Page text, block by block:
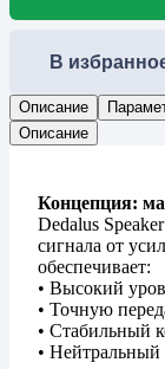
В
Описание
Описание
Концепция:
Dedalus
сигнала от
обеспечивает:
• Высокий
• Точную
• Стабильный
• Нейтральный